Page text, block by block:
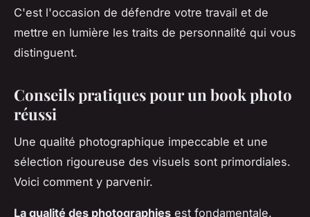
C'est l'occasion de défendre votre travail et de
mettre en lumière les traits de personnalité qui vous
distinguent.
Conseils pratiques pour un book photo
réussi
Une qualité photographique impeccable et une
sélection rigoureuse des visuels sont primordiales.
Voici comment y parvenir.
La qualité des photographies est fondamentale.